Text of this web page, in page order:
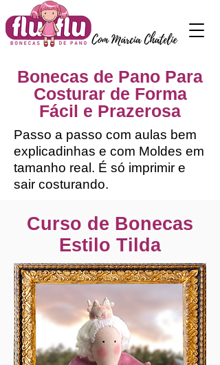
Bonecas de Pano Para
Costurar de Forma
Fácil e Prazerosa
Passo a passo com aulas bem
explicadinhas e com Moldes em
tamanho real. É só imprimir e
sair costurando.
Curso de Bonecas
Estilo Tilda